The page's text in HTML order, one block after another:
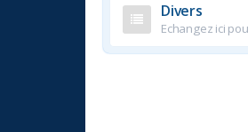
Divers
Echangez ici